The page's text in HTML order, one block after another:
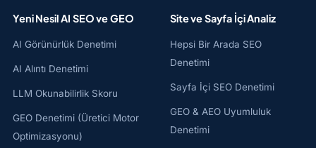
Yeni Nesil AI SEO ve GEO
AI Görünürlük Denetimi
AI Alıntı Denetimi
LLM Okunabilirlik Skoru
GEO Denetimi (Üretici Motor
Optimizasyonu)
Site ve Sayfa İçi Analiz
Hepsi Bir Arada SEO
Denetimi
Sayfa İçi SEO Denetimi
GEO & AEO Uyumluluk
Denetimi